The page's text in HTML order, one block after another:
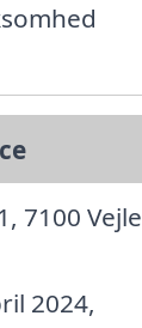
7100 Vejle
2024,